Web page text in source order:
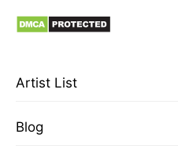
Artist List
Blog